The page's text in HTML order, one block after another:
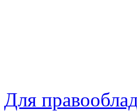
Для